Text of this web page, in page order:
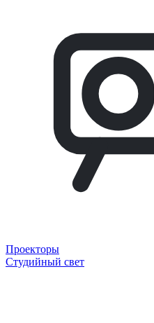
Проекторы
Студийный свет